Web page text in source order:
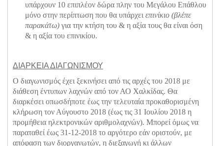
υπάρχουν 10 επιπλέον δώρα πλην του Μεγάλου Επάθλου
μόνο στην περίπτωση που θα υπάρχει επινίκιο (βλέπε
παρακάτω) για την κτήση του & η αξία τους θα είναι όση
& η αξία του επινικίου.
ΔΙΑΡΚΕΙΑ ΔΙΑΓΩΝΙΣΜΟΥ
Ο διαγωνισμός έχει ξεκινήσει από τις αρχές του 2018 με
διάθεση έντυπων λαχνών από τον ΑΟ Χαλκίδας. Θα
διαρκέσει οπωσδήποτε έως την τελευταία προκαθορισμένη
κλήρωση τον Αύγουστο 2018 (έως τις 31 Ιουλίου 2018 η
προμήθεια ηλεκτρονικών αριθμολαχνών). Μπορεί όμως να
παραταθεί έως 31-12-2018 το αργότερο εάν οριστούν, με
απόφαση των διοργανωτών, η διεξαγωγή κι άλλων